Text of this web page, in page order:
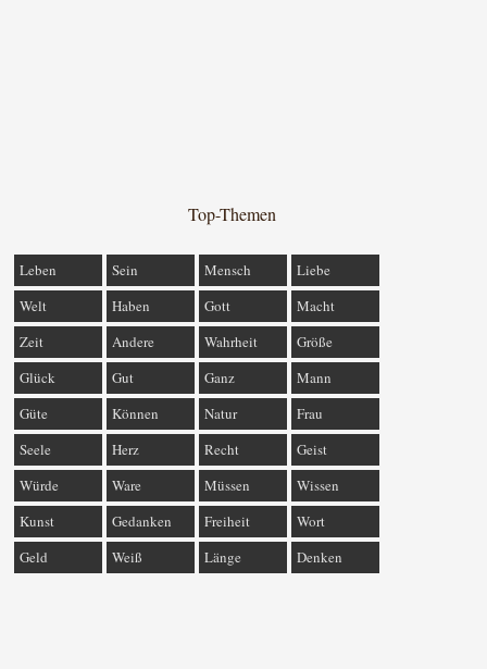
Top-Themen
Leben Sein Mensch
Liebe
Welt
Haben Gott
Macht
Zeit
Andere Wahrheit
Größe
Glück
Gut Ganz
Mann
Güte
Können Natur
Frau
Seele
Herz Recht
Geist
Würde
Ware Müssen
Wissen
Kunst
Gedanken Freiheit
Wort
Geld
Weiß Länge Denken